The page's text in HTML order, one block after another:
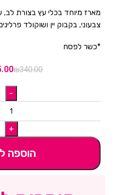
מארז מיוחד בכלי עץ בצורת לב,
צבעוני, בקבוק יין ושוקולד
*כשר לפסח
₪340.00
הוספה
brightness_low ניגודיות כהה
את